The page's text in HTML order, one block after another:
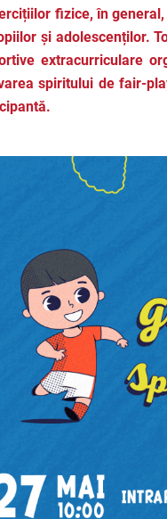
fizice, în
și adolescenților.
extracurriculare
spiritului de fair-